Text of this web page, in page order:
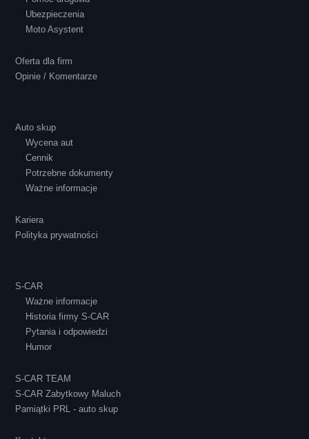
Polecam S-Car.pl, szybka i bardzo miła
Ubezpieczenia
Moto Asystent
Oferta dla firm
Opinie / Komentarze
Auto skup
Wycena aut
Cennik
Potrzebne dokumenty
Ważne informacje
Kariera
Polityka prywatności
S-CAR
Ważne informacje
Historia firmy S-CAR
Pytania i odpowiedzi
Humor
S-CAR TEAM
S-CAR Zabytkowy Maluch
Pamiątki PRL - auto skup